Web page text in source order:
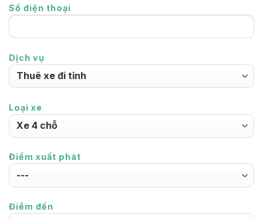
Số điện thoại
Dịch vụ
Loại xe
Điểm xuất phát
Điểm đến